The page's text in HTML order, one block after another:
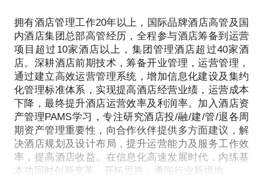
拥有酒店管理工作20年以上，国际品牌酒店高管及国
内酒店集团总部高管经历，全程参与酒店筹备到运营
项目超过10家酒店以上，集团管理酒店超过40家酒
店。深耕酒店前期技术，筹备开业管理，运营管理，
通过建立高效运营管理系统，增加信息化建设及集约
化管理标准体系，实现提高酒店经营业绩，运营成本
下降，最终提升酒店运营效率及利润率。加入酒店资
产管理PAMS学习，专注研究酒店投/融/建/管/退各周
期资产管理重要性，向合作伙伴提供多方面建议，解
决酒店规划及设计布局，提升运营能力及服务工作效
率，提高酒店收益。在信息化高速发展时代，内练基